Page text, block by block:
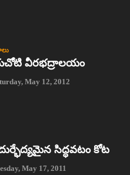
వీరభద్రాలయం
May 12, 2012
సిద్ధవటం కోట
May 17, 2011